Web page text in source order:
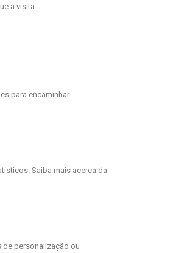
a visita.
para encaminhar
Saiba mais acerca da
de personalização ou